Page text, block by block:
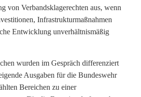
von Verbandsklagerechten aus, wenn
Infrastrukturmaßnahmen
Entwicklung unverhältnismäßig
wurden im Gespräch differenziert
Ausgaben für die Bundeswehr
Bereichen zu einer